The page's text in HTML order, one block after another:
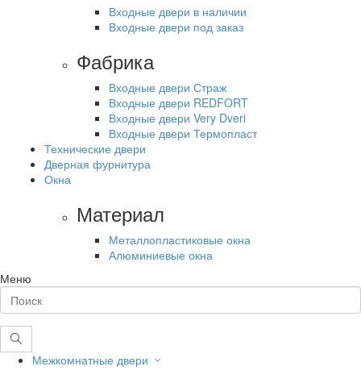
Входные двери в наличии
Входные двери под заказ
Фабрика
Входные двери Страж
Входные двери REDFORT
Входные двери Very Dveri
Входные двери Термопласт
Технические двери
Дверная фурнитура
Окна
Материал
Металлопластиковые окна
Алюминиевые окна
Меню
Межкомнатные двери